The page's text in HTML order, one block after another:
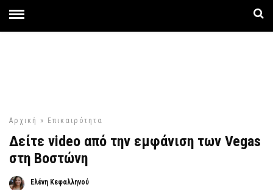
Αρχική » Επικαιρότητα
Δείτε video από την εμφάνιση των Vegas
στη Βοστώνη
Ελένη Κεφαλληνού